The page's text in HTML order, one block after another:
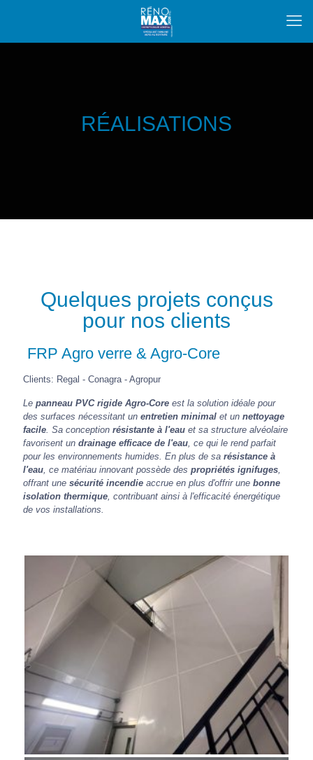
RÉALISATIONS
Quelques projets conçus
pour nos clients
FRP Agro verre & Agro-Core
Clients: Regal - Conagra - Agropur
Le panneau PVC rigide Agro-Core est la solution idéale pour
des surfaces nécessitant un entretien minimal et un nettoyage
facile. Sa conception résistante à l'eau et sa structure alvéolaire
favorisent un drainage efficace de l'eau, ce qui le rend parfait
pour les environnements humides. En plus de sa résistance à
l'eau, ce matériau innovant possède des propriétés ignifuges,
offrant une sécurité incendie accrue en plus d'offrir une bonne
isolation thermique, contribuant ainsi à l'efficacité énergétique
de vos installations.